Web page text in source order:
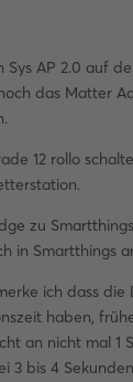
AP 2.0 auf
das Matter
12 rollo
zu
in Smartthings
ich dass die
haben,
an nicht mal 1
3 bis 4